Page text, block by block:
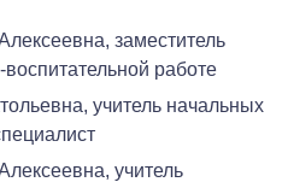
заместитель
работе
учитель начальных
учитель